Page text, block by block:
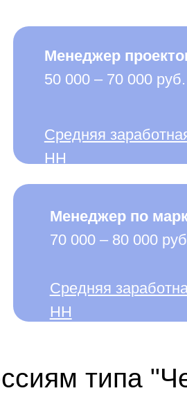
Средняя заработная плата
Менеджер по маркетингу
70 000 – 80 000 руб.
Средняя заработная плата
системе "человек-знаки" -
(звуковые и
типа